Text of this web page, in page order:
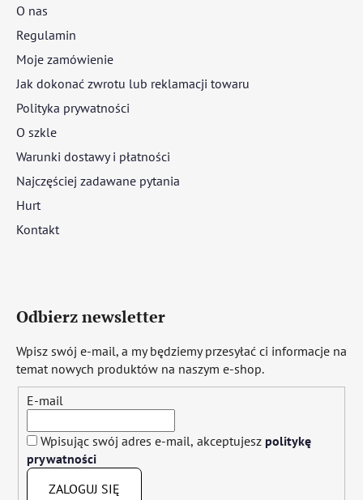
O nas
Regulamin
Moje zamówienie
Jak dokonać zwrotu lub reklamacji towaru
Polityka prywatności
O szkle
Warunki dostawy i płatności
Najczęściej zadawane pytania
Hurt
Kontakt
Odbierz newsletter
Wpisz swój e-mail, a my będziemy przesyłać ci informacje na
temat nowych produktów na naszym e-shop.
E-mail
Wpisując swój adres e-mail, akceptujesz politykę
prywatności
ZALOGUJ SIĘ